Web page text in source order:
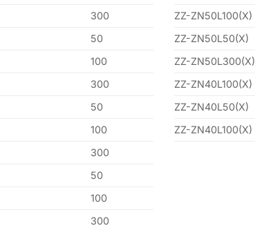
300
50
100
300
50
100
300
50
100
300
ZZ-ZN50L100(X)
ZZ-ZN50L50(X)
ZZ-ZN50L300(X)
ZZ-ZN40L100(X)
ZZ-ZN40L50(X)
ZZ-ZN40L100(X)